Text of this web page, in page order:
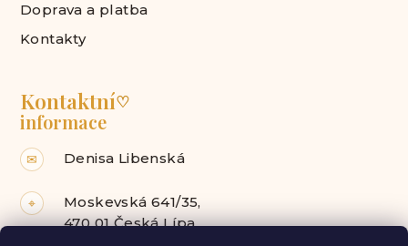
Doprava a platba
Kontakty
Kontaktní♡
informace
✉ Denisa Libenská
⌖
Moskevská 641/35,
470 01 Česká Lípa